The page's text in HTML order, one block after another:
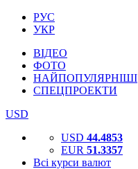
РУС
УКР
ВІДЕО
ФОТО
НАЙПОПУЛЯРНІШІ
СПЕЦПРОЕКТИ
USD
USD 44.4853
EUR 51.3357
Всі курси валют